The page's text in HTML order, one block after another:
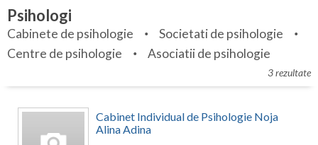
Bihor
Bistrita-Nasaud
Braila
Brasov
Specialitati
Servicii
Psihologi
Cabinete de psihologie
Societati de psihologie
Centre de psihologie
Asociatii de psihologie
3 rezultate
Cabinet Individual de Psihologie Noja
Alina Adina